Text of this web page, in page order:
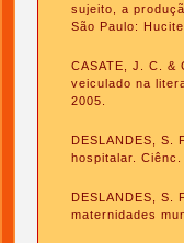
sujeito, a
São Paulo:
CASATE, J. C. &
veiculado na
2005.
DESLANDES, S.
hospitalar.
DESLANDES, S.
maternidades